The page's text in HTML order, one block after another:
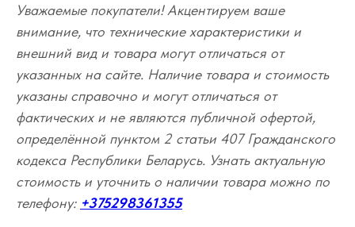
Уважаемые покупатели! Акцентируем ваше
внимание, что технические характеристики и
внешний вид и товара могут отличаться от
указанных на сайте. Наличие товара и стоимость
указаны справочно и могут отличаться от
фактических и не являются публичной офертой,
определённой пунктом 2 статьи 407 Гражданского
кодекса Республики Беларусь. Узнать актуальную
стоимость и уточнить о наличии товара можно по
телефону: +375298361355